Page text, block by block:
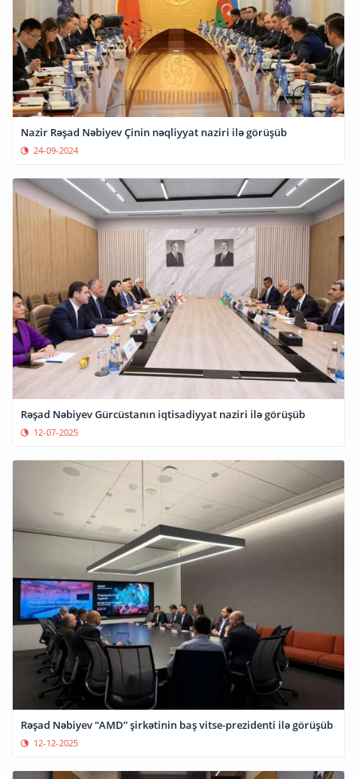
Nazir Rəşad Nəbiyev Çinin nəqliyyat naziri ilə görüşüb
24-09-2024
Rəşad Nəbiyev Gürcüstanın iqtisadiyyat naziri ilə görüşüb
12-07-2025
Rəşad Nəbiyev “AMD” şirkətinin baş vitse-prezidenti ilə görüşüb
12-12-2025